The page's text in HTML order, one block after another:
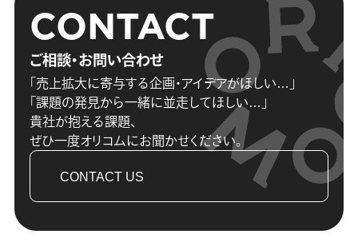
ご相談・お問い合わせ
CONTACT
「売上拡大に寄与する企画・アイデアがほしい…」
「課題の発見から一緒に並走してほしい…」
貴社が抱える課題、
ぜひ一度オリコムにお聞かせください。
CONTACT US